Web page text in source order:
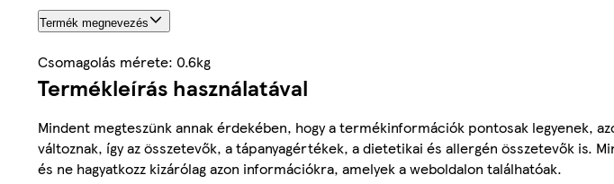
Termék megnevezés
Csomagolás mérete: 0.6kg
Termékleírás használatával
Mindent megteszünk annak érdekében, hogy a termékinformációk pontosak legyenek,
változnak, így az összetevők, a tápanyagértékek, a dietetikai és allergén összetevők is.
és ne hagyatkozz kizárólag azon információkra, amelyek a weboldalon találhatóak.